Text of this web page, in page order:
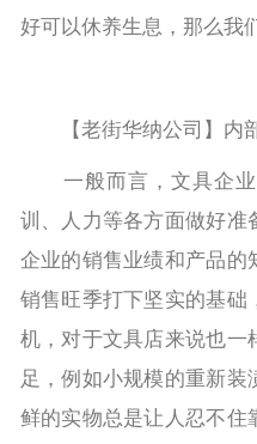
好可以休养生息，那么我
【老街华纳公司】内
一般而言，文具企业
训、人力等各方面做好准
企业的销售业绩和产品的
销售旺季打下坚实的基础
机，对于文具店来说也一
足，例如小规模的重新装
鲜的实物总是让人忍不住